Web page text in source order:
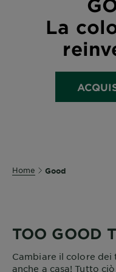
La
Home Good
TOO GOOD
Cambiare il colore dei
anche a casa! Tutto